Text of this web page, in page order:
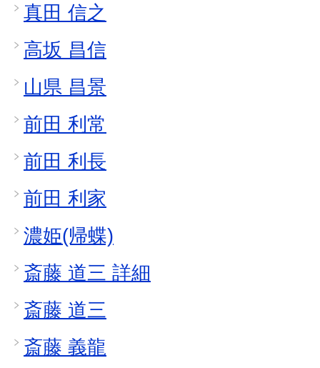
真田 信之
高坂 昌信
山県 昌景
前田 利常
前田 利長
前田 利家
濃姫(帰蝶)
斎藤 道三 詳細
斎藤 道三
斎藤 義龍